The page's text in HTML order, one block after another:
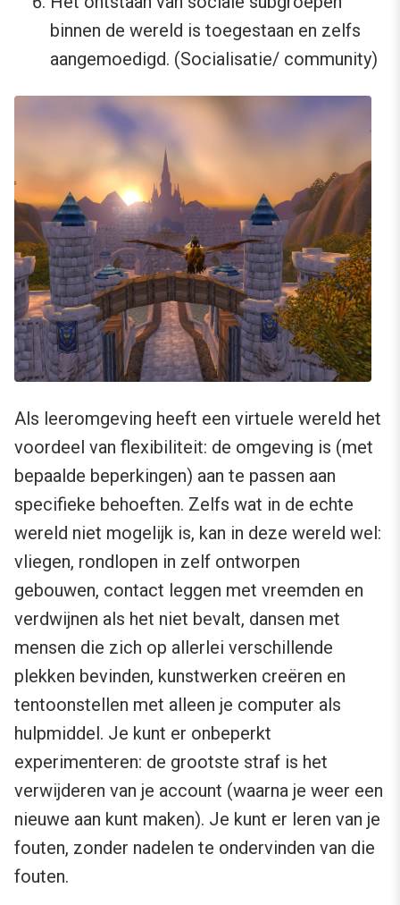
binnen de wereld is toegestaan en zelfs
aangemoedigd. (Socialisatie/ community)
Als leeromgeving heeft een virtuele wereld het
voordeel van flexibiliteit: de omgeving is (met
bepaalde beperkingen) aan te passen aan
specifieke behoeften. Zelfs wat in de echte
wereld niet mogelijk is, kan in deze wereld wel:
vliegen, rondlopen in zelf ontworpen
gebouwen, contact leggen met vreemden en
verdwijnen als het niet bevalt, dansen met
mensen die zich op allerlei verschillende
plekken bevinden, kunstwerken creëren en
tentoonstellen met alleen je computer als
hulpmiddel. Je kunt er onbeperkt
experimenteren: de grootste straf is het
verwijderen van je account (waarna je weer een
nieuwe aan kunt maken). Je kunt er leren van je
fouten, zonder nadelen te ondervinden van die
fouten.